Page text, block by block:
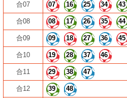
合07 07 16 25 34 43
合08 08 17 26 35 44
合09 09 18 27 36 45
合10 19 28 37 46
合11 29 38 47
合12 39 48